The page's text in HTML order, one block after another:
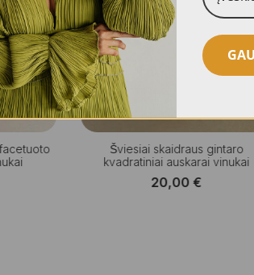
Šviesiai skaidraus gintaro
kvadratiniai auskarai vinukai
20,00€